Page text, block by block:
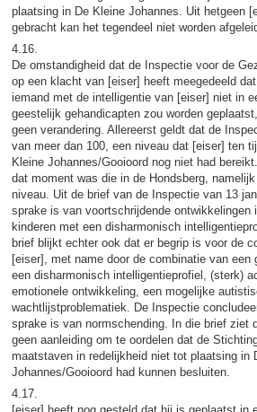
plaatsing in De Kleine Johannes. Uit hetgeen
gebracht kan het tegendeel niet worden
4.16.
De omstandigheid dat de Inspectie voor de
op een klacht van [eiser] heeft meegedeeld
iemand met de intelligentie van [eiser] niet in
geestelijk gehandicapten zou worden
geen verandering. Allereerst geldt dat de
van meer dan 100, een niveau dat [eiser] ten
Kleine Johannes/Gooioord nog niet had
dat moment was die in de Hondsberg,
niveau. Uit de brief van de Inspectie van 13
sprake is van voortschrijdende ontwikkelingen
kinderen met een disharmonisch
brief blijkt echter ook dat er begrip is voor de
[eiser], met name door de combinatie van een
een disharmonisch intelligentieprofiel, (sterk)
emotionele ontwikkeling, een mogelijke
wachtlijstproblematiek. De Inspectie
sprake is van normschending. In die brief ziet
geen aanleiding om te oordelen dat de
maatstaven in redelijkheid niet tot plaatsing in
Johannes/Gooioord had kunnen besluiten.
4.17.